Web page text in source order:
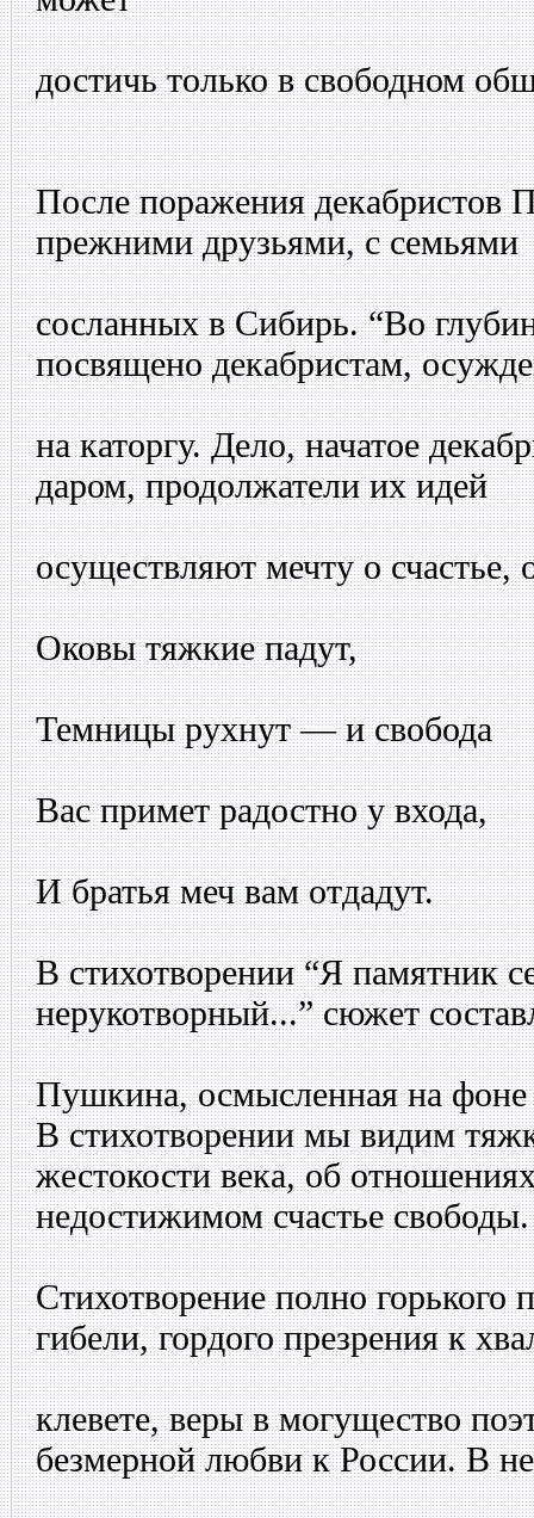
достичь только в свободном
После поражения декабристов
прежними друзьями, с семьями
сосланных в Сибирь. “Во
посвящено декабристам,
на каторгу. Дело, начатое
даром, продолжатели их идей
осуществляют мечту о счастье,
Оковы тяжкие падут,
Темницы рухнут — и свобода
Вас примет радостно у входа,
И братья меч вам отдадут.
В стихотворении “Я памятник
нерукотворный...” сюжет
Пушкина, осмысленная на фоне
В стихотворении мы видим
жестокости века, об
недостижимом счастье свободы.
Стихотворение полно горького
гибели, гордого презрения к
клевете, веры в могущество
безмерной любви к России. В